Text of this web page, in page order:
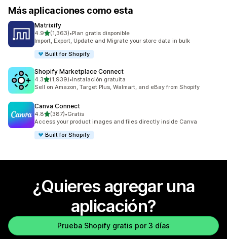
Más aplicaciones como esta
Matrixify
4.9de 5 estrellas
(1,363)
1363 reseñas en total
•Plan gratis disponible
Import, Export, Update and Migrate your store data in bulk
Built for Shopify
Shopify Marketplace Connect
4.3de 5 estrellas
(1,939)
1939 reseñas en total
•Instalación gratuita
Sell on Amazon, Target Plus, Walmart, and eBay from Shopify
Canva Connect
4.8de 5 estrellas
(387)
387 reseñas en total
•Gratis
Access your product images and files directly inside Canva
Built for Shopify
¿Quieres agregar una
aplicación?
Prueba Shopify gratis por 3 días